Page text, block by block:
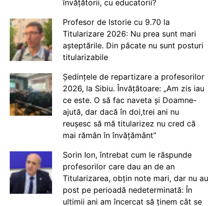
învățătorii, cu educatorii?
Profesor de Istorie cu 9.70 la
Titularizare 2026: Nu prea sunt mari
așteptările. Din păcate nu sunt posturi
titularizabile
Ședințele de repartizare a profesorilor
2026, la Sibiu. Învățătoare: „Am zis iau
ce este. O să fac naveta și Doamne-
ajută, dar dacă în doi,trei ani nu
reușesc să mă titularizez nu cred că
mai rămân în învățământ”
Sorin Ion, întrebat cum le răspunde
profesorilor care dau an de an
Titularizarea, obțin note mari, dar nu au
post pe perioadă nedeterminată: În
ultimii ani am încercat să ținem cât se